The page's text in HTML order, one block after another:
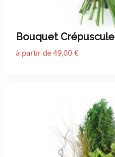
Bouquet Crépuscule
à partir de 49,00 €